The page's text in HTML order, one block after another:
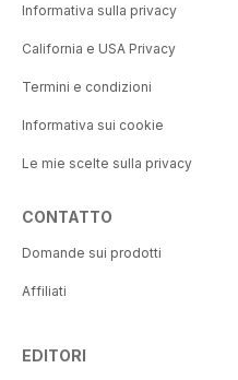
Informativa sulla privacy
California e USA Privacy
Termini e condizioni
Informativa sui cookie
Le mie scelte sulla privacy
CONTATTO
Domande sui prodotti
Affiliati
EDITORI